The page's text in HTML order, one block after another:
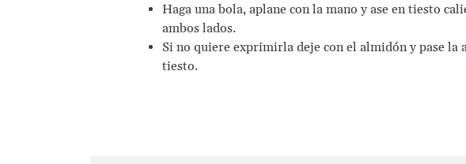
Haga una bola, aplane con la mano y ase en tiesto
ambos lados.
Si no quiere exprimirla deje con el almidón y pase la
tiesto.